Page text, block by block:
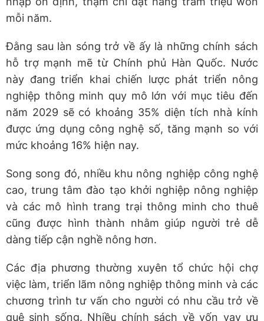
mỗi năm.
Đằng sau làn sóng trở về ấy là những chính sách
hỗ trợ mạnh mẽ từ Chính phủ Hàn Quốc. Nước
này đang triển khai chiến lược phát triển nông
nghiệp thông minh quy mô lớn với mục tiêu đến
năm 2029 sẽ có khoảng 35% diện tích nhà kính
được ứng dụng công nghệ số, tăng mạnh so với
mức khoảng 16% hiện nay.
Song song đó, nhiều khu nông nghiệp công nghệ
cao, trung tâm đào tạo khởi nghiệp nông nghiệp
và các mô hình trang trại thông minh cho thuê
cũng được hình thành nhằm giúp người trẻ dễ
dàng tiếp cận nghề nông hơn.
Các địa phương thường xuyên tổ chức hội chợ
việc làm, triển lãm nông nghiệp thông minh và các
chương trình tư vấn cho người có nhu cầu trở về
quê sinh sống. Nhiều chính sách về vốn vay ưu